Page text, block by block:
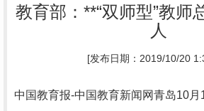
教育部：**“双师型”教师
人
[发布日期：2019/10/20
中国教育报-中国教育新闻网青岛10